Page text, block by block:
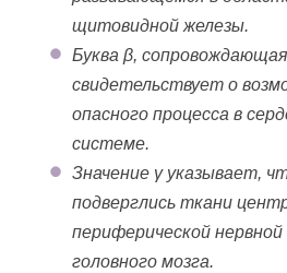
щитовидной железы.
Буква β,
свидетельствует о
опасного процесса в
системе.
Значение γ указывает,
подверглись ткани
периферической
головного мозга.